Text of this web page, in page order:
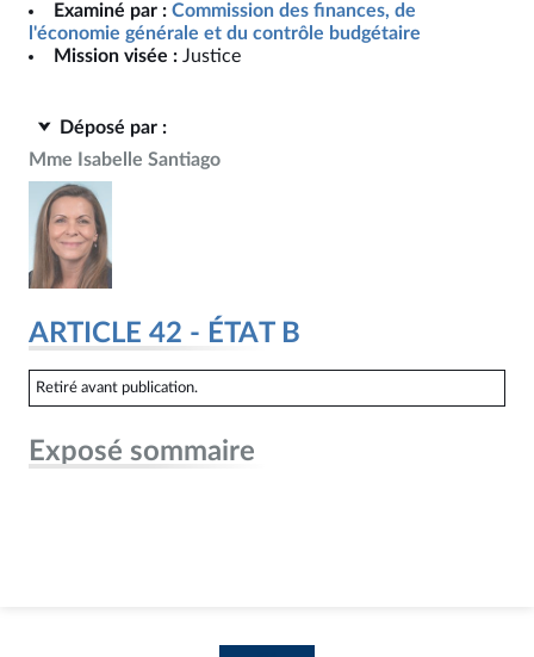
Examiné par : Commission des finances, de
l'économie générale et du contrôle budgétaire
Mission visée : Justice
Déposé par :
Mme Isabelle Santiago
ARTICLE 42 - ÉTAT B
Retiré avant publication.
Exposé sommaire